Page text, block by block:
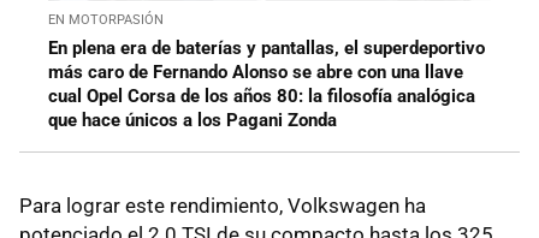
EN MOTORPASIÓN
En plena era de baterías y pantallas, el superdeportivo
más caro de Fernando Alonso se abre con una llave
cual Opel Corsa de los años 80: la filosofía analógica
que hace únicos a los Pagani Zonda
Para lograr este rendimiento, Volkswagen ha